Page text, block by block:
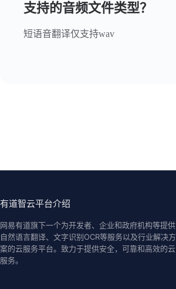
支持的音频文件类型？
短语音翻译仅支持wav
有道智云平台介绍
网易有道旗下一个为开发者、企业和政府机构等提供
自然语言翻译、文字识别OCR等服务以及行业解决方
案的云服务平台。致力于提供安全，可靠和高效的云
服务。